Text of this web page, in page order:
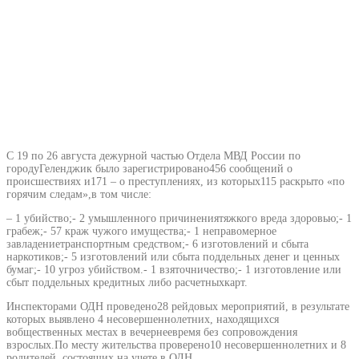
С 19 по 26 августа дежурной частью Отдела МВД России по
городуГеленджик было зарегистрировано456 сообщений о
происшествиях и171 – о преступлениях, из которых115 раскрыто «по
горячим следам»,в том числе:
– 1 убийство;- 2 умышленного причинениятяжкого вреда здоровью;- 1
грабеж;- 57 краж чужого имущества;- 1 неправомерное
завладениетранспортным средством;- 6 изготовлений и сбыта
наркотиков;- 5 изготовлений или сбыта поддельных денег и ценных
бумаг;- 10 угроз убийством.- 1 взяточничество;- 1 изготовление или
сбыт поддельных кредитных либо расчетныхкарт.
Инспекторами ОДН проведено28 рейдовых мероприятий, в результате
которых выявлено 4 несовершеннолетних, находящихся
вобщественных местах в вечернеевремя без сопровождения
взрослых.По месту жительства проверено10 несовершеннолетних и 8